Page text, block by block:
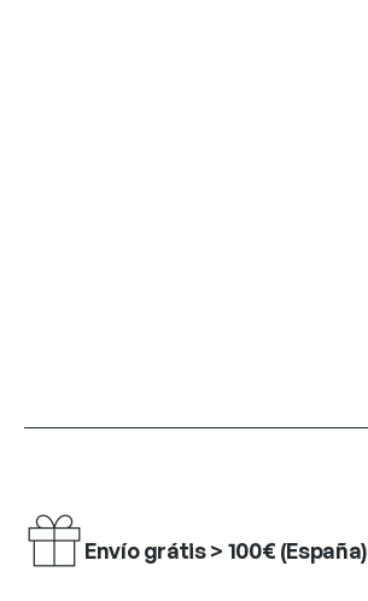
Envío grátis > 100€ (España)